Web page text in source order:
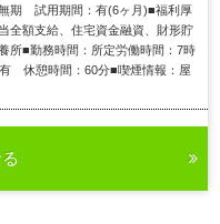
期 試用期間：有(6ヶ月)■福利厚
全額支給、住宅資金融資、財形貯
所■勤務時間：所定労働時間：7時
休憩時間：60分■喫煙情報：屋